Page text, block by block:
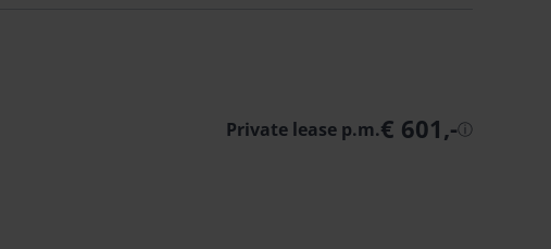
Private lease p.m.€ 601,-ⓘ